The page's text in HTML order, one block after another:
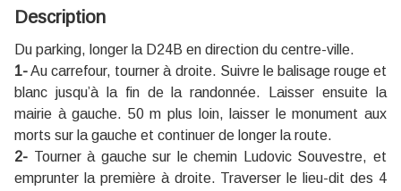
Description
Du parking, longer la D24B en direction du centre-ville.
1-Au carrefour, tourner à droite. Suivre le balisage rouge et
blanc jusqu’à la fin de la randonnée. Laisser ensuite la
mairie à gauche. 50 m plus loin, laisser le monument aux
morts sur la gauche et continuer de longer la route.
2- Tourner à gauche sur le chemin Ludovic Souvestre, et
emprunter la première à droite. Traverser le lieu-dit des 4